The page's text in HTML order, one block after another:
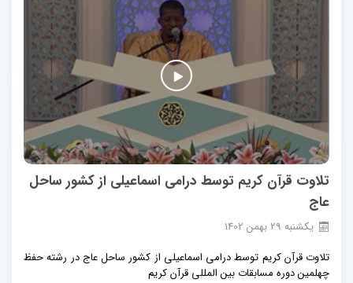
تلاوت قرآن کریم توسط درامی اسماعیلی از کشور ساحل
عاج
يكشنبه 29 بهمن 1402
تلاوت قرآن کریم توسط درامی اسماعیلی از کشور ساحل عاج در رشته حفظ
چهلمین دوره مسابقات بین المللی قرآن کریم